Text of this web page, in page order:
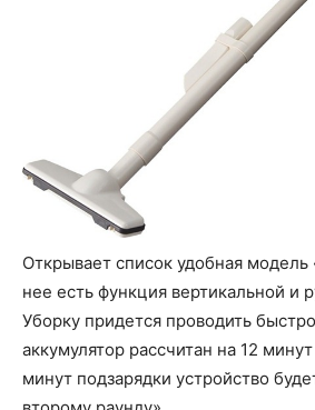
Открывает список удобная модель
нее есть функция вертикальной и
Уборку придется проводить
аккумулятор рассчитан на 12
минут подзарядки устройство